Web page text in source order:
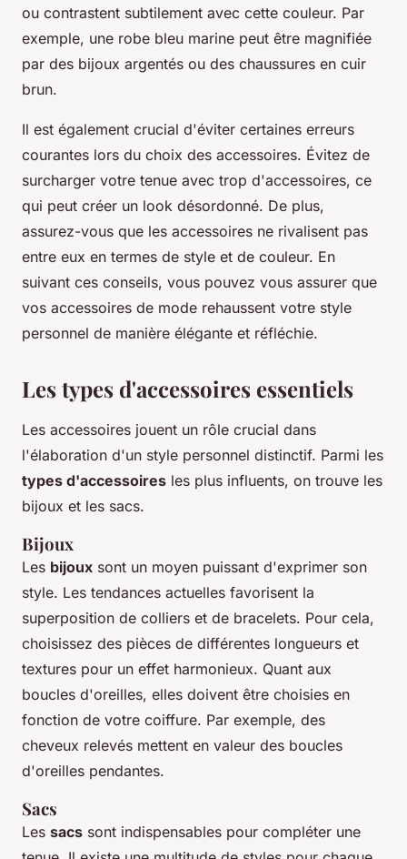
ou contrastent subtilement avec cette couleur. Par
exemple, une robe bleu marine peut être magnifiée
par des bijoux argentés ou des chaussures en cuir
brun.
Il est également crucial d'éviter certaines erreurs
courantes lors du choix des accessoires. Évitez de
surcharger votre tenue avec trop d'accessoires, ce
qui peut créer un look désordonné. De plus,
assurez-vous que les accessoires ne rivalisent pas
entre eux en termes de style et de couleur. En
suivant ces conseils, vous pouvez vous assurer que
vos accessoires de mode rehaussent votre style
personnel de manière élégante et réfléchie.
Les types d'accessoires essentiels
Les accessoires jouent un rôle crucial dans
l'élaboration d'un style personnel distinctif. Parmi les
types d'accessoires les plus influents, on trouve les
bijoux et les sacs.
Bijoux
Les bijoux sont un moyen puissant d'exprimer son
style. Les tendances actuelles favorisent la
superposition de colliers et de bracelets. Pour cela,
choisissez des pièces de différentes longueurs et
textures pour un effet harmonieux. Quant aux
boucles d'oreilles, elles doivent être choisies en
fonction de votre coiffure. Par exemple, des
cheveux relevés mettent en valeur des boucles
d'oreilles pendantes.
Sacs
Les sacs sont indispensables pour compléter une